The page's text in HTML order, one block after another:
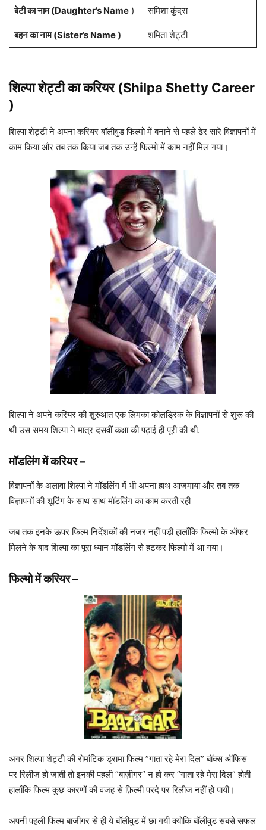
बेटी का नाम (Daughter’s Name) समिशा कुंद्रा
बहन का नाम (Sister’s Name ) शमिता शेट्टी
शिल्पा शेट्टी का करियर (Shilpa Shetty Career
)
शिल्पा शेट्टी ने अपना करियर बॉलीवुड फिल्मो में बनाने से पहले ढेर सारे विज्ञापनों में
काम किया और तब तक किया जब तक उन्हें फिल्मो में काम नहीं मिल गया।
शिल्पा ने अपने करियर की शुरुआत एक लिमका कोलड्रिंक के विज्ञापनों से शुरू की
थी उस समय शिल्पा ने मात्र दसवीं कक्षा की पढ़ाई ही पूरी की थी.
मॉडलिंग में करियर–
विज्ञापनों के अलावा शिल्पा ने मॉडलिंग में भी अपना हाथ आजमाया और तब तक
विज्ञापनों की शूटिंग के साथ साथ मॉडलिंग का काम करती रही
जब तक इनके ऊपर फिल्म निर्देशकों की नजर नहीं पड़ी हालाँकि फिल्मो के ऑफर
मिलने के बाद शिल्पा का पूरा ध्यान मॉडलिंग से हटकर फिल्मो में आ गया।
फिल्मो में करियर–
अगर शिल्पा शेट्टी की रोमांटिक ड्रामा फिल्म ”गाता रहे मेरा दिल” बॉक्स ऑफिस
पर रिलीज़ हो जाती तो इनकी पहली ”बाज़ीगर” न हो कर ”गाता रहे मेरा दिल” होती
हालाँकि फिल्म कुछ कारणों की वजह से फ़िल्मी परदे पर रिलीज नहीं हो पायी।
अपनी पहली फिल्म बाजीगर से ही ये बॉलीवुड में छा गयी क्योकि बॉलीवुड सबसे सफल